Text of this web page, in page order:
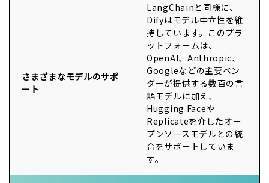
さまざまなモデルのサポ
ート
LangChainと同様に、
Difyはモデル中立性を維
持しています。このプラ
ットフォームは、
OpenAI、Anthropic、
Googleなどの主要ベン
ダーが提供する数百の言
語モデルに加え、
Hugging Faceや
Replicateを介したオー
プンソースモデルとの統
合をサポートしていま
す。